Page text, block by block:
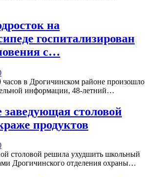
на
госпитализирован
с…
часов в Дрогичинском районе произошло
информации, 48-летний…
столовой
продуктов
столовой решила ухудшить школьный
Дрогичинского отделения охраны…